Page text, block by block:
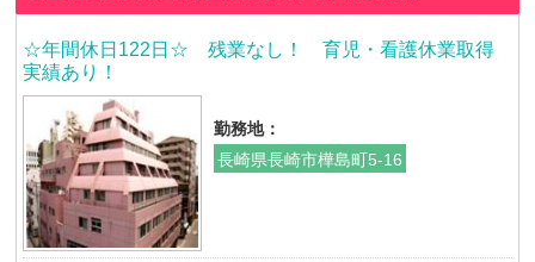
☆年間休日122日☆ 残業なし！ 育児・看護休業取得
実績あり！
勤務地：
長崎県長崎市樺島町5-16